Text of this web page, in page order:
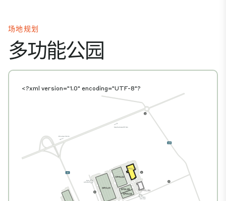
场地规划
多功能公园
<?xml version="1.0" encoding="UTF-8"?